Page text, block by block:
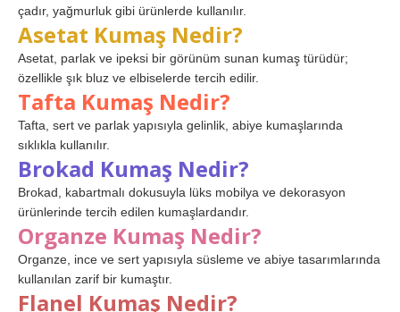
çadır, yağmurluk gibi ürünlerde kullanılır.
Asetat Kumaş Nedir?
Asetat, parlak ve ipeksi bir görünüm sunan kumaş türüdür;
özellikle şık bluz ve elbiselerde tercih edilir.
Tafta Kumaş Nedir?
Tafta, sert ve parlak yapısıyla gelinlik, abiye kumaşlarında
sıklıkla kullanılır.
Brokad Kumaş Nedir?
Brokad, kabartmalı dokusuyla lüks mobilya ve dekorasyon
ürünlerinde tercih edilen kumaşlardandır.
Organze Kumaş Nedir?
Organze, ince ve sert yapısıyla süsleme ve abiye tasarımlarında
kullanılan zarif bir kumaştır.
Flanel Kumaş Nedir?